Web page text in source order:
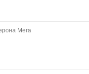
Мега